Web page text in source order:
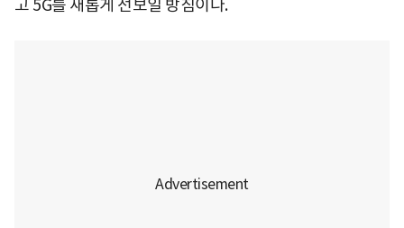
고 5G를 새롭게 선보일 방침이다.